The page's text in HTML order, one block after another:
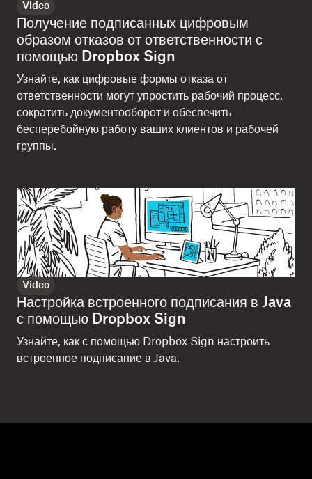
Video
Получение подписанных цифровым
образом отказов от ответственности с
помощью Dropbox Sign
Узнайте, как цифровые формы отказа от
ответственности могут упростить рабочий процесс,
сократить документооборот и обеспечить
бесперебойную работу ваших клиентов и рабочей
группы.
Video
Настройка встроенного подписания в Java
с помощью Dropbox Sign
Узнайте, как с помощью Dropbox Sign настроить
встроенное подписание в Java.